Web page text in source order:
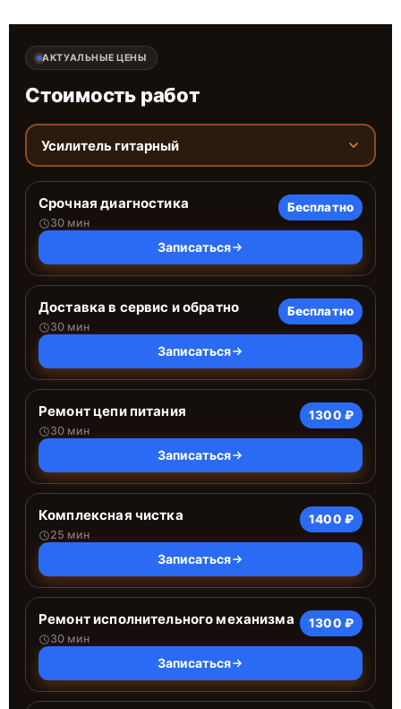
АКТУАЛЬНЫЕ ЦЕНЫ
Стоимость работ
Усилитель гитарный
Срочная диагностика
30 мин
Бесплатно
Записаться
Доставка в сервис и обратно
30 мин
Бесплатно
Записаться
Ремонт цепи питания
30 мин
1300 ₽
Записаться
Комплексная чистка
25 мин
1400 ₽
Записаться
Ремонт исполнительного механизма
30 мин
1300 ₽
Записаться